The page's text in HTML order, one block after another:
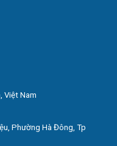
Việt Nam
Phường Hà Đông, Tp